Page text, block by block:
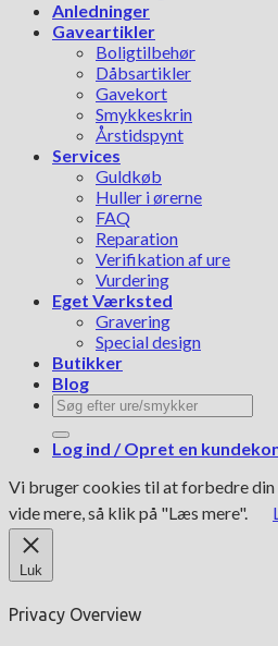
Anledninger
Gaveartikler
Boligtilbehør
Dåbsartikler
Gavekort
Smykkeskrin
Årstidspynt
Services
Guldkøb
Huller i ørerne
FAQ
Reparation
Verifikation af ure
Vurdering
Eget Værksted
Gravering
Special design
Butikker
Blog
Søg
efter:
Log ind / Opret en
Vi bruger cookies til at forbedre din
vide mere, så klik på "Læs mere".
Luk
Privacy Overview